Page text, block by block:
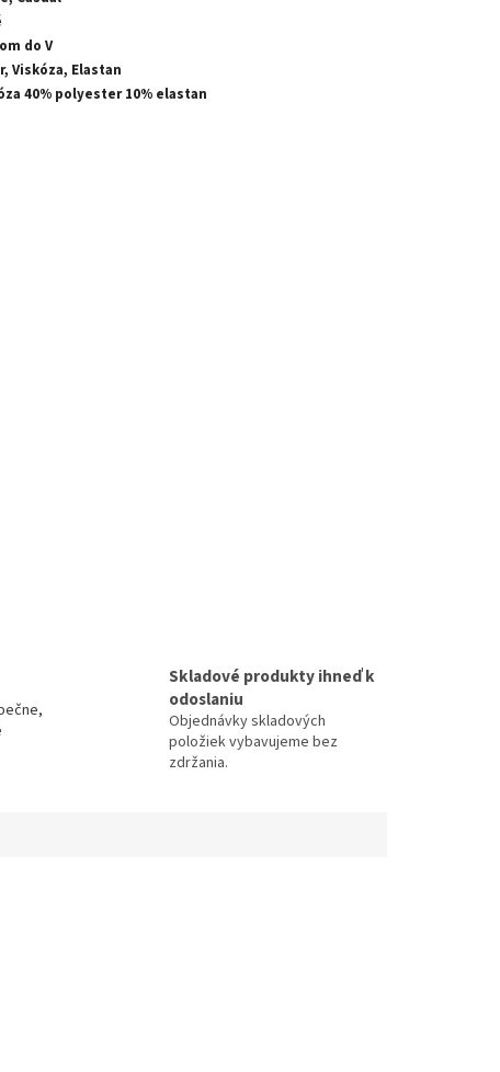
do V
Viskóza, Elastan
40% polyester 10% elastan
Skladové produkty ihneď k
odoslaniu
Objednávky skladových
položiek vybavujeme bez
zdržania.